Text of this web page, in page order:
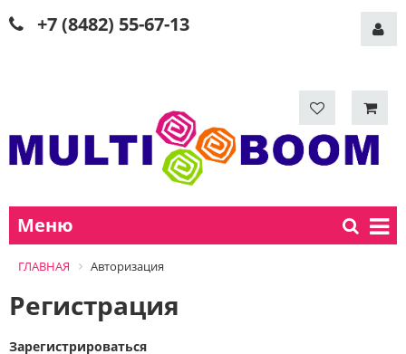
+7 (8482) 55-67-13
Меню
ГЛАВНАЯ Авторизация
Регистрация
Зарегистрироваться